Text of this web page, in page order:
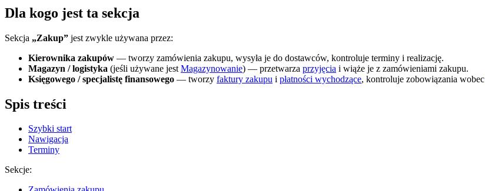
Dla kogo jest ta sekcja
Sekcja „Zakup” jest zwykle używana przez:
Kierownika zakupów — tworzy zamówienia zakupu, wysyła je do dostawców, kontroluje terminy i realizację.
Magazyn / logistyka (jeśli używane jest Magazynowanie) — przetwarza przyjęcia i wiąże je z zamówieniami zakupu.
Księgowego / specjalistę finansowego — tworzy faktury zakupu i płatności wychodzące, kontroluje zobowiązania wobec
Spis treści
Szybki start
Nawigacja
Terminy
Sekcje: